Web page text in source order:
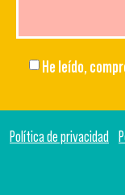
He leído,
Política de privacidad